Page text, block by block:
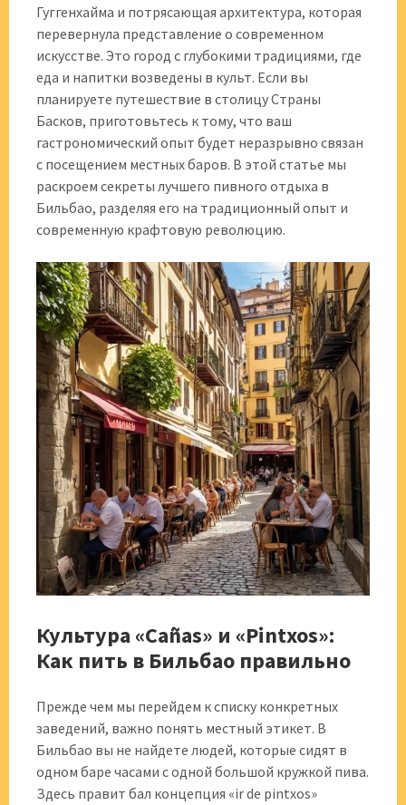
Гуггенхайма и потрясающая архитектура, которая
перевернула представление о современном
искусстве. Это город с глубокими традициями, где
еда и напитки возведены в культ. Если вы
планируете путешествие в столицу Страны
Басков, приготовьтесь к тому, что ваш
гастрономический опыт будет неразрывно связан
с посещением местных баров. В этой статье мы
раскроем секреты лучшего пивного отдыха в
Бильбао, разделяя его на традиционный опыт и
современную крафтовую революцию.
Культура «Cañas» и «Pintxos»:
Как пить в Бильбао правильно
Прежде чем мы перейдем к списку конкретных
заведений, важно понять местный этикет. В
Бильбао вы не найдете людей, которые сидят в
одном баре часами с одной большой кружкой пива.
Здесь правит бал концепция «ir de pintxos»